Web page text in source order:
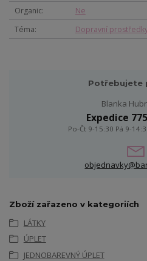
Organic
Ne
Téma
Dopravní
Potřebujete
Blanka
Expedice
Po-Čt 9-15:30 Pá 9-
Zboží zařazeno v kategoriích
LÁTKY
ÚPLET
JEDNOBAREVNÝ ÚPLET